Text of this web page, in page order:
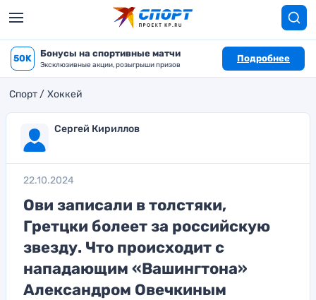
50K Бонусы на спортивные матчи
Эксклюзивные акции, розыгрыши призов
Подробнее
Спорт Хоккей
Сергей Кириллов
22.10.2024
Ови записали в толстяки,
Гретцки болеет за российскую
звезду. Что происходит с
нападающим «Вашингтона»
Александром Овечкиным